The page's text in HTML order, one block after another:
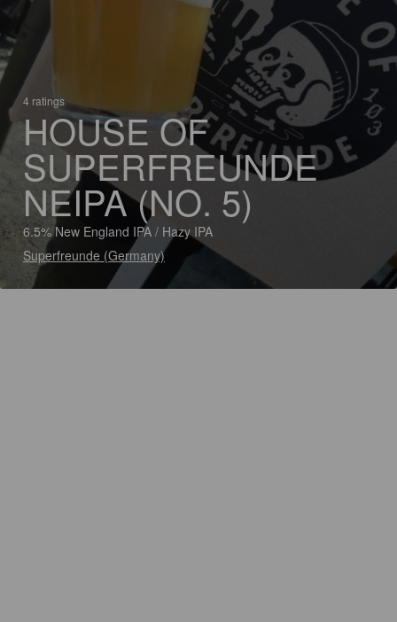
4 ratings
HOUSE OF
SUPERFREUNDE
NEIPA (NO. 5)
6.5% New England IPA / Hazy IPA
Superfreunde (Germany)